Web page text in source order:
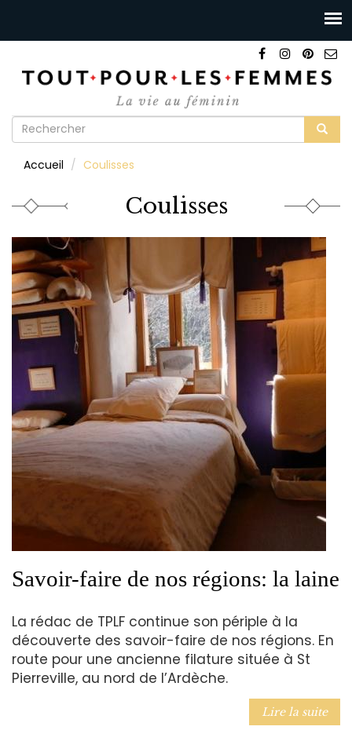
Formulaire
recherche
Accueil Coulisses
Coulisses
Savoir-faire de nos régions: la laine
La rédac de TPLF continue son périple à la
découverte des savoir-faire de nos régions. En
route pour une ancienne filature située à St
Pierreville, au nord de l’Ardèche.
Lire la suite